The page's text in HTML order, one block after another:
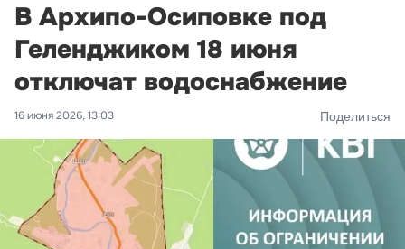
В Архипо-Осиповке под
Геленджиком 18 июня
отключат водоснабжение
16 июня 2026, 13:03 Поделиться